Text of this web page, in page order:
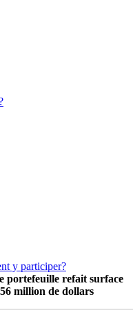
portefeuille refait surface
million de dollars